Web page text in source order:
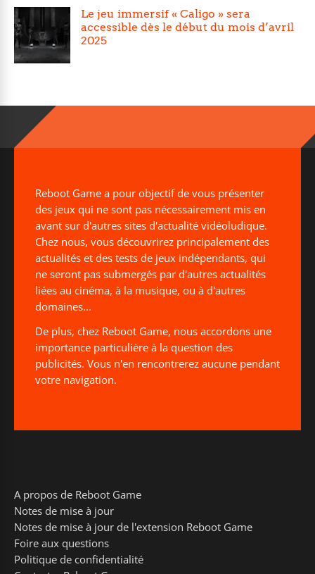
Le jeu immersif « Caligo » sera
accessible dès le début du mois d’avril
2025
Reboot Game a pour objectif de vous présenter
des jeux qui ne sont pas nécessairement mis en
avant sur d'autres sites d'actualité vidéoludique.
Chez nous, vous découvrirez principalement des
actualités et des tests de jeux indépendants, qui
ne seront pas submergés par d'autres actualités
liées au cinéma, à la musique, ou à d'autres
domaines...
De plus, chez Reboot Game, nous accordons une
importance particulière à la question des
publicités. Vous n'en rencontrerez aucune pendant
votre navigation.
A propos de Reboot Game
Notes de mise à jour
Notes de mise à jour de l'extension Reboot Game
Foire aux questions
Politique de confidentialité